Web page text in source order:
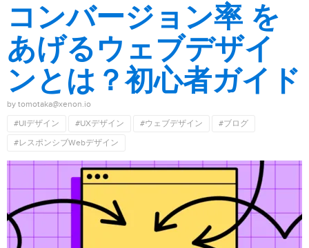
コンバージョン率 を
あげるウェブデザイ
ンとは？初心者ガイド
by tomotaka@xenon.io
#UIデザイン
#UXデザイン #ウェブデザイン
#ブログ
#レスポンシブWebデザイン